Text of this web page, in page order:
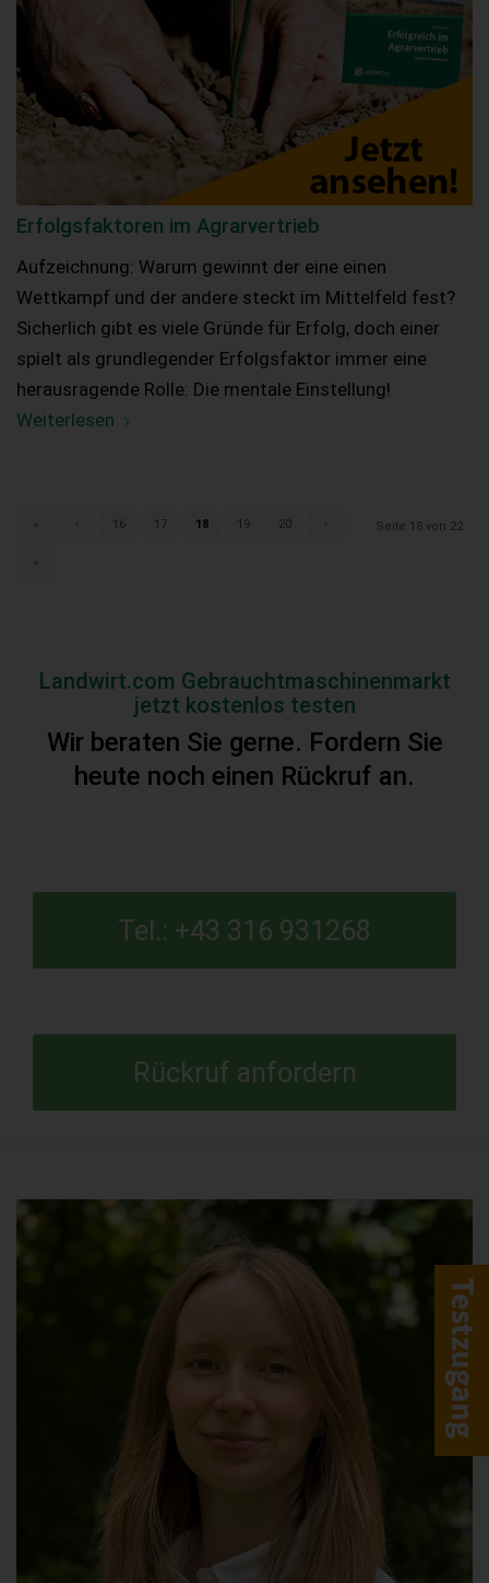
Erfolgsfaktoren im Agrarvertrieb
Aufzeichnung: Warum gewinnt der eine einen
Wettkampf und der andere steckt im Mittelfeld fest?
Sicherlich gibt es viele Gründe für Erfolg, doch einer
spielt als grundlegender Erfolgsfaktor immer eine
herausragende Rolle: Die mentale Einstellung!
Weiterlesen
Seite 18 von 22
« ‹ 16 17 18 19 20
Landwirt.com Gebrauchtmaschinenmarkt
jetzt kostenlos testen
Wir beraten Sie gerne. Fordern Sie
heute noch einen Rückruf an.
Tel.: +43 316 931268
Rückruf anfordern